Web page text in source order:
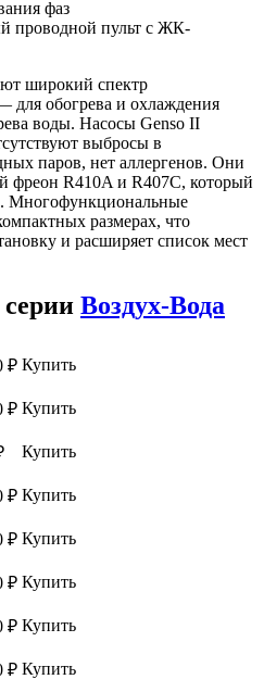
фаз
проводной пульт с ЖК-
широкий спектр
для обогрева и охлаждения
воды. Насосы Genso II
выбросы в
паров, нет аллергенов. Они
фреон R410A и R407C, который
Многофункциональные
размерах, что
и расширяет список мест
Воздух-Вода
₽ Купить
₽ Купить
Купить
₽ Купить
₽ Купить
₽ Купить
₽ Купить
₽ Купить